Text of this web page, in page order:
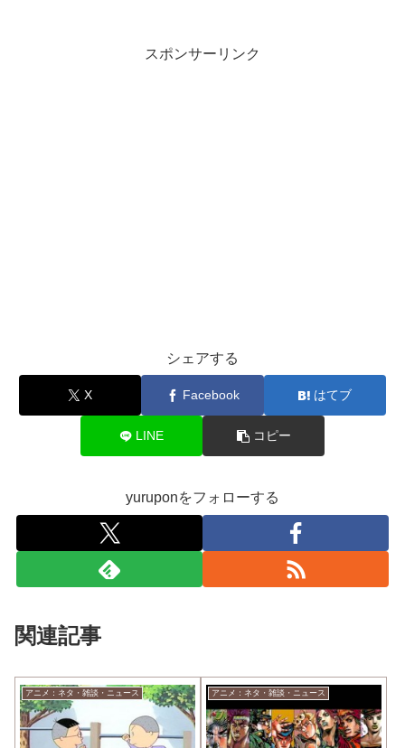
スポンサーリンク
シェアする
X Facebook はてブ
LINE コピー
yuruponをフォローする
関連記事
アニメ：ネタ・雑談・ニュース アニメ：ネタ・雑談・ニュース